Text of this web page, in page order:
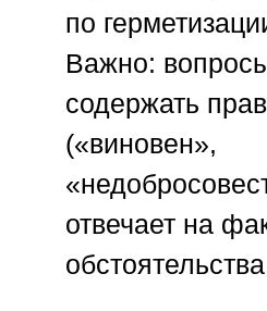
по
Важно:
содержать
(«виновен»,
отвечает на